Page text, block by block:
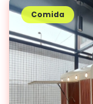
Comida